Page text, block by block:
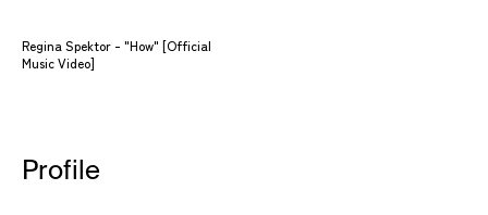
Regina Spektor - "How" [Official
Music Video]
Profile